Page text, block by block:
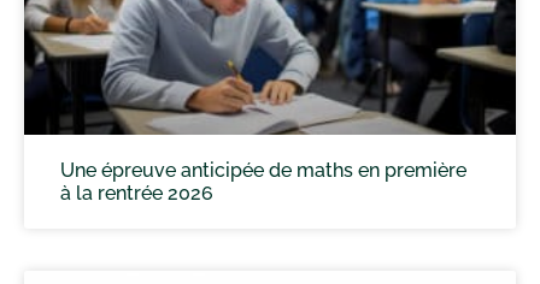
Une épreuve anticipée de maths en première
à la rentrée 2026